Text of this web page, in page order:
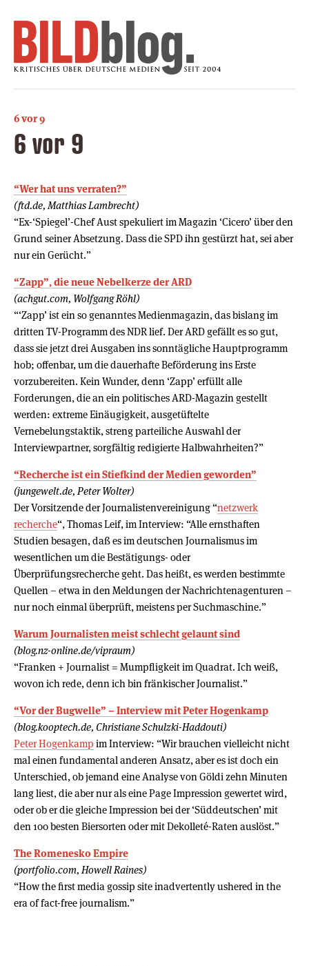
6 vor 9
6 vor 9
“Wer hat uns verraten?”
(ftd.de, Matthias Lambrecht)
“Ex-‘Spiegel’-Chef Aust spekuliert im Magazin ‘Cicero’ über den
Grund seiner Absetzung. Dass die SPD ihn gestürzt hat, sei aber
nur ein Gerücht.”
“Zapp”, die neue Nebelkerze der ARD
(achgut.com, Wolfgang Röhl)
“‘Zapp’ ist ein so genanntes Medienmagazin, das bislang im
dritten TV-Programm des NDR lief. Der ARD gefällt es so gut,
dass sie jetzt drei Ausgaben ins sonntägliche Hauptprogramm
hob; offenbar, um die dauerhafte Beförderung ins Erste
vorzubereiten. Kein Wunder, denn ‘Zapp’ erfüllt alle
Forderungen, die an ein politisches ARD-Magazin gestellt
werden: extreme Einäugigkeit, ausgetüftelte
Vernebelungstaktik, streng parteiliche Auswahl der
Interviewpartner, sorgfältig redigierte Halbwahrheiten?”
“Recherche ist ein Stiefkind der Medien geworden”
(jungewelt.de, Peter Wolter)
Der Vorsitzende der Journalistenvereinigung “netzwerk
recherche“, Thomas Leif, im Interview: “Alle ernsthaften
Studien besagen, daß es im deutschen Journalismus im
wesentlichen um die Bestätigungs- oder
Überprüfungsrecherche geht. Das heißt, es werden bestimmte
Quellen – etwa in den Meldungen der Nachrichtenagenturen –
nur noch einmal überprüft, meistens per Suchmaschine.”
Warum Journalisten meist schlecht gelaunt sind
(blog.nz-online.de/vipraum)
“Franken + Journalist = Mumpfligkeit im Quadrat. Ich weiß,
wovon ich rede, denn ich bin fränkischer Journalist.”
“Vor der Bugwelle” – Interview mit Peter Hogenkamp
(blog.kooptech.de, Christiane Schulzki-Haddouti)
Peter Hogenkamp im Interview: “Wir brauchen vielleicht nicht
mal einen fundamental anderen Ansatz, aber es ist doch ein
Unterschied, ob jemand eine Analyse von Göldi zehn Minuten
lang liest, die aber nur als eine Page Impression gewertet wird,
oder ob er die gleiche Impression bei der ‘Süddeutschen’ mit
den 100 besten Biersorten oder mit Dekolleté-Raten auslöst.”
The Romenesko Empire
(portfolio.com, Howell Raines)
“How the first media gossip site inadvertently ushered in the
era of fact-free journalism.”